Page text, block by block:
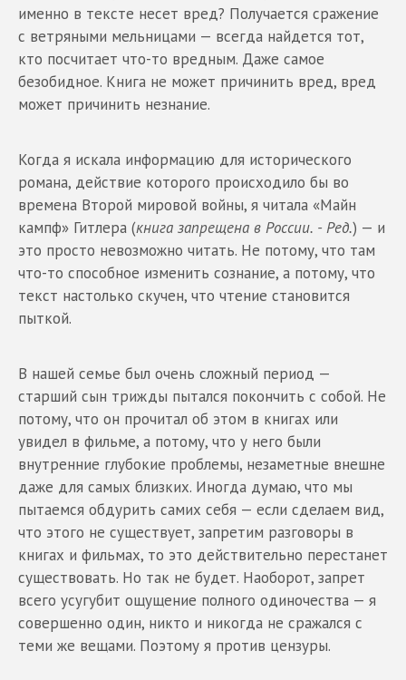
именно в тексте несет вред? Получается сражение
с ветряными мельницами — всегда найдется тот,
кто посчитает что-то вредным. Даже самое
безобидное. Книга не может причинить вред, вред
может причинить незнание.
Когда я искала информацию для исторического
романа, действие которого происходило бы во
времена Второй мировой войны, я читала «Майн
кампф» Гитлера (книга запрещена в России. - Ред.) — и
это просто невозможно читать. Не потому, что там
что-то способное изменить сознание, а потому, что
текст настолько скучен, что чтение становится
пыткой.
В нашей семье был очень сложный период —
старший сын трижды пытался покончить с собой. Не
потому, что он прочитал об этом в книгах или
увидел в фильме, а потому, что у него были
внутренние глубокие проблемы, незаметные внешне
даже для самых близких. Иногда думаю, что мы
пытаемся обдурить самих себя — если сделаем вид,
что этого не существует, запретим разговоры в
книгах и фильмах, то это действительно перестанет
существовать. Но так не будет. Наоборот, запрет
всего усугубит ощущение полного одиночества — я
совершенно один, никто и никогда не сражался с
теми же вещами. Поэтому я против цензуры.